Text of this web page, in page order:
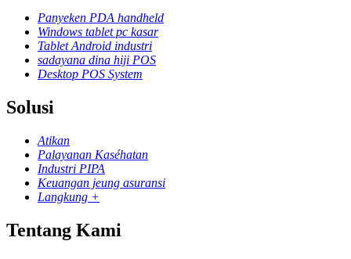
Panyeken PDA handheld
Windows tablet pc kasar
Tablet Android industri
sadayana dina hiji POS
Desktop POS System
Solusi
Atikan
Palayanan Kaséhatan
Industri PIPA
Keuangan jeung asuransi
Langkung +
Tentang Kami